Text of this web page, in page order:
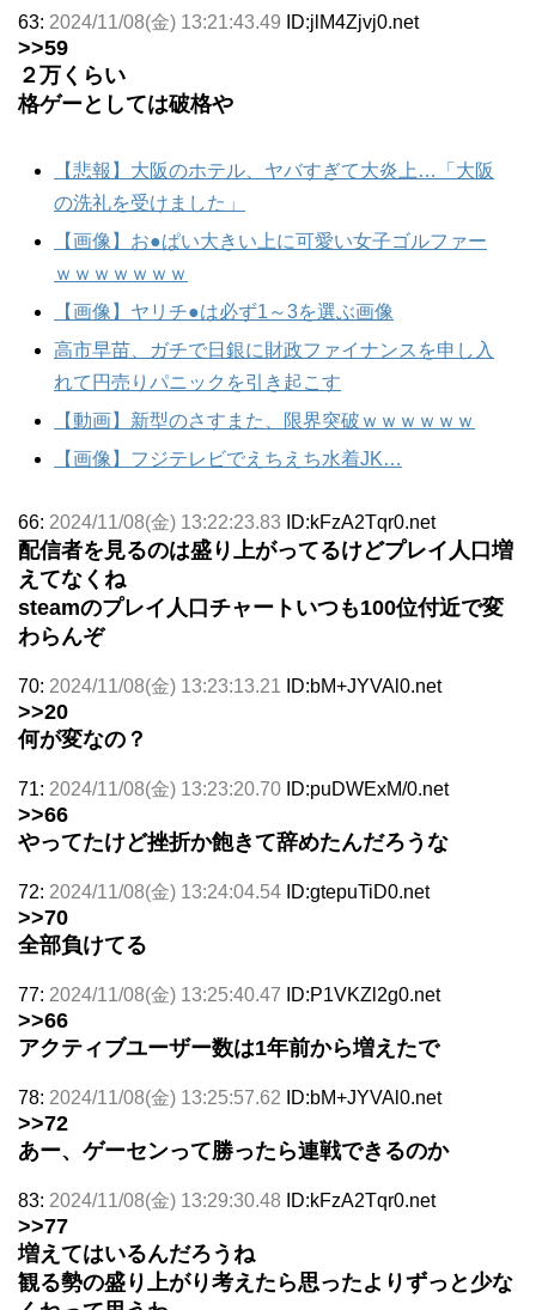
63: 2024/11/08(金) 13:21:43.49 ID:jlM4Zjvj0.net
>>59
２万くらい
格ゲーとしては破格や
【悲報】大阪のホテル、ヤバすぎて大炎上…「大阪
の洗礼を受けました」
【画像】お●ぱい大きい上に可愛い女子ゴルファー
ｗｗｗｗｗｗｗ
【画像】ヤリチ●は必ず1～3を選ぶ画像
高市早苗、ガチで日銀に財政ファイナンスを申し入
れて円売りパニックを引き起こす
【動画】新型のさすまた、限界突破ｗｗｗｗｗｗ
【画像】フジテレビでえちえち水着JK…
66: 2024/11/08(金) 13:22:23.83 ID:kFzA2Tqr0.net
配信者を見るのは盛り上がってるけどプレイ人口増
えてなくね
steamのプレイ人口チャートいつも100位付近で変
わらんぞ
70: 2024/11/08(金) 13:23:13.21 ID:bM+JYVAl0.net
>>20
何が変なの？
71: 2024/11/08(金) 13:23:20.70 ID:puDWExM/0.net
>>66
やってたけど挫折か飽きて辞めたんだろうな
72: 2024/11/08(金) 13:24:04.54 ID:gtepuTiD0.net
>>70
全部負けてる
77: 2024/11/08(金) 13:25:40.47 ID:P1VKZl2g0.net
>>66
アクティブユーザー数は1年前から増えたで
78: 2024/11/08(金) 13:25:57.62 ID:bM+JYVAl0.net
>>72
あー、ゲーセンって勝ったら連戦できるのか
83: 2024/11/08(金) 13:29:30.48 ID:kFzA2Tqr0.net
>>77
増えてはいるんだろうね
観る勢の盛り上がり考えたら思ったよりずっと少な